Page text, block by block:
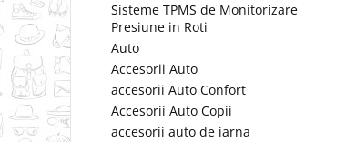
Sisteme TPMS de Monitorizare
Presiune in Roti
Auto
Accesorii Auto
accesorii Auto Confort
Accesorii Auto Copii
accesorii auto de iarna